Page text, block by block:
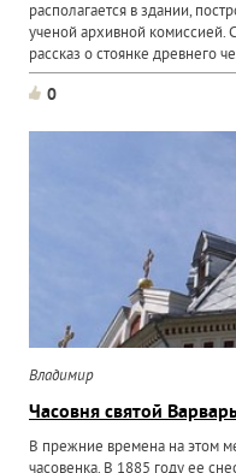
располагается в здании,
ученой архивной комиссией.
рассказ о стоянке древнего
0
Владимир
Часовня святой
В прежние времена на этом